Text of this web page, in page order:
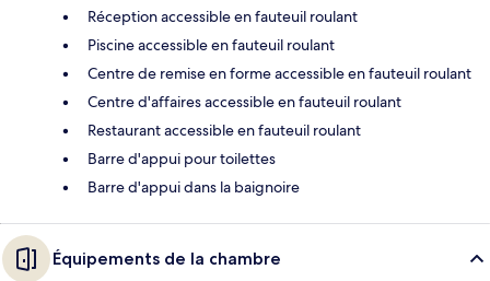
Réception accessible en fauteuil roulant
Piscine accessible en fauteuil roulant
Centre de remise en forme accessible en fauteuil roulant
Centre d'affaires accessible en fauteuil roulant
Restaurant accessible en fauteuil roulant
Barre d'appui pour toilettes
Barre d'appui dans la baignoire
Équipements de la chambre